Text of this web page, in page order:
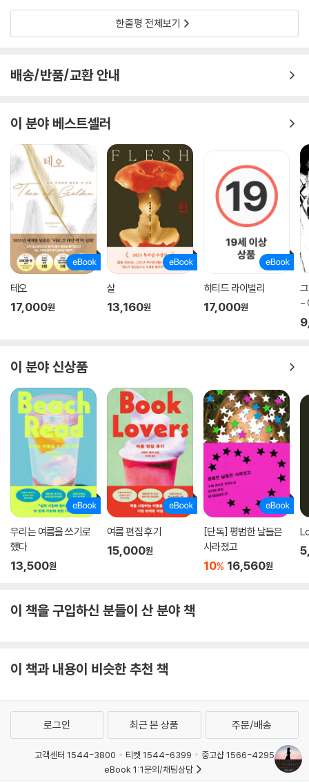
전한 사회, 모두의 자유와 해방을 꿈꾼 앨리스 워커. 그의 말처럼 “사랑하
는 사람들만이 세상을 구할 것이다”.
관련 서평
한다. 우리 시대의 가장 멋진 책 중 하나다.
-[에센스]
평등과 자유를 쟁취하기 위한 여성들의 투쟁을 그린 아주 놀라운 이야기.
-[뉴욕 타임스 북 리뷰]
놀라우리만치 탁월한 구성의 책. 기쁨, 고통, 해학과 신랄함, 살아 숨쉬며
세상을 밝히는 인물들로 가득한 소설.
-[퍼블리셔스 위클리]
뛰어난 표현력, 색감, 호소력을 지닌 작품. 무한한 감동을 주는 인상적인 인
-[뉴욕 리뷰 오브 북스]
-[가디언]
무수한 생각과 감정을 불러일으키는 작품. 사랑의 추구와 헌신에 대한 생
동감 넘치는 푸가.
-[로스앤젤레스 헤럴드 이그재미너]
한줄평 전체보기
배송/반품/교환 안내
이 분야 베스트셀러
테오
17,000원
살
13,160원
히티드 라이벌리
17,000원
-
이 분야 신상품
우리는 여름을 쓰기로
했다
13,500원
여름 편집 후기
15,000원
[단독] 평범한 날들은
사라졌고
10% 16,560원
이 책을 구입하신 분들이 산 분야 책
이 책과 내용이 비슷한 추천 책
로그인 최근 본 상품 주문/배송
고객센터 1544-3800 티켓 1544-6399
중고샵 1566-4295
eBook 1:1문의/채팅상담